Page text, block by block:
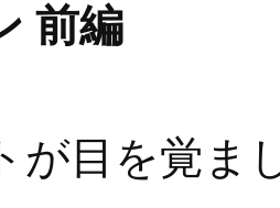
前編
が目を覚ま